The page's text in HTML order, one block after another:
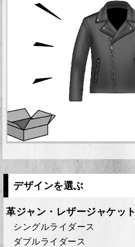
デザインを選ぶ
革ジャン・レザージャケット
シングルライダース
ダブルライダース